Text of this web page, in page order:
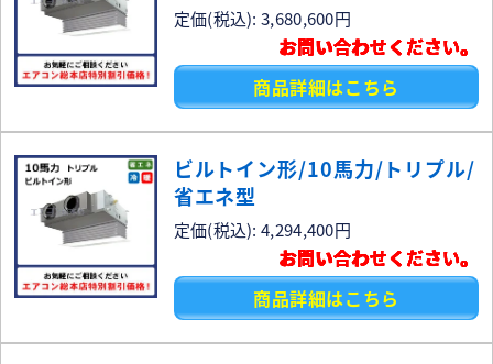
定価(税込): 3,680,600円
お問い合わせください。
商品詳細はこちら
ビルトイン形/10馬力/トリプル/
省エネ型
定価(税込): 4,294,400円
お問い合わせください。
商品詳細はこちら